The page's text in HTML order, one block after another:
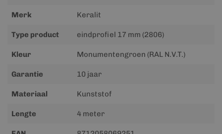
Merk Keralit
Type product eindprofiel 17 mm (2806)
Kleur Monumentengroen (RAL N.V.T.)
Garantie 10 jaar
Materiaal Kunststof
Lengte 4 meter